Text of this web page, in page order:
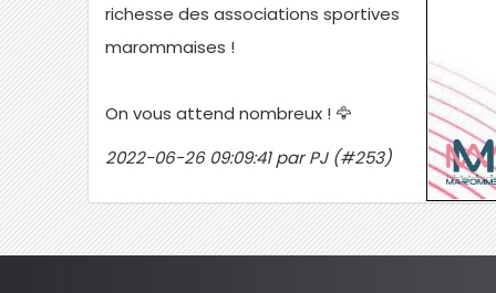
richesse des associations sportives
marommaises !
On vous attend nombreux ! 🦅
2022-06-26 09:09:41 par PJ (#253)